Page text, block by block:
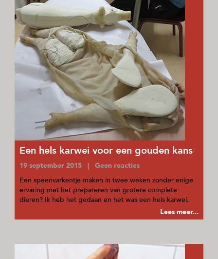
Een hels karwei voor een gouden kans
19 september 2015 | Geen reacties
Een speenvarkentje maken in twee weken zonder enige
ervaring met het prepareren van grotere complete
dieren? Ik heb het gedaan en het was een hels karwei.
Lees meer...